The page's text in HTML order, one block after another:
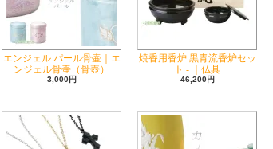
エンジェル パール骨壷｜エ
ンジェル骨壷（骨壺）
3,000円
焼香用香炉 黒青流香炉セッ
ト - ｜仏具
46,200円